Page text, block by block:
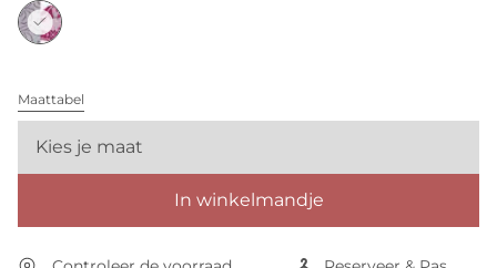
Maattabel
Kies je maat
In winkelmandje